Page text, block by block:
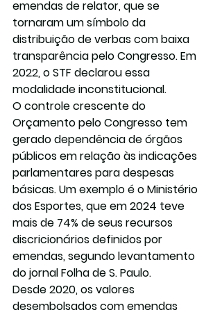
emendas de relator, que se
tornaram um símbolo da
distribuição de verbas com baixa
transparência pelo Congresso. Em
2022, o STF declarou essa
modalidade inconstitucional.
O controle crescente do
Orçamento pelo Congresso tem
gerado dependência de órgãos
públicos em relação às indicações
parlamentares para despesas
básicas. Um exemplo é o Ministério
dos Esportes, que em 2024 teve
mais de 74% de seus recursos
discricionários definidos por
emendas, segundo levantamento
do jornal Folha de S. Paulo.
Desde 2020, os valores
desembolsados com emendas